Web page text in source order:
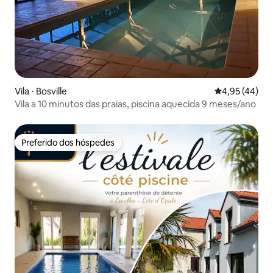
Vila ⋅ Bosville 4,95 de uma
4,95 (44)
Vila a 10 minutos das praias, piscina aquecida 9 meses/ano
Preferido dos hóspedes
Preferido dos hóspedes